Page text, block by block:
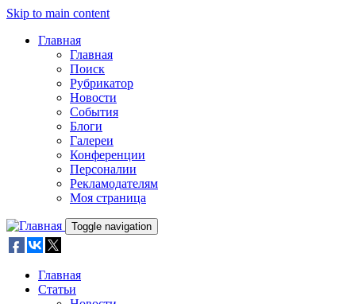
Skip to main content
Главная
Главная
Поиск
Рубрикатор
Новости
События
Блоги
Галереи
Конференции
Персоналии
Рекламодателям
Моя страница
Toggle navigation
Главная
Статьи